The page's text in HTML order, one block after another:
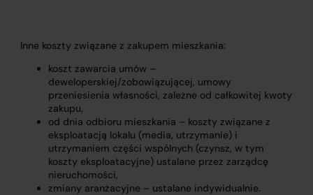
Inne koszty związane z zakupem mieszkania:
koszt zawarcia umów –
deweloperskiej/zobowiązującej, umowy
przeniesienia własności, zależne od całkowitej kwoty
zakupu,
od dnia odbioru mieszkania – koszty związane z
eksploatacją lokalu (media, utrzymanie) i
utrzymaniem części wspólnych (czynsz, w tym
koszty eksploatacyjne) ustalane przez zarządcę
nieruchomości,
zmiany aranżacyjne – ustalane indywidualnie.